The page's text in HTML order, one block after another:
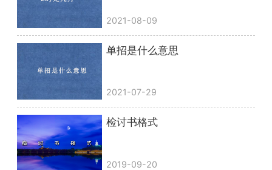
2021-08-09
单招是什么意思
2021-07-29
检讨书格式
2019-09-20